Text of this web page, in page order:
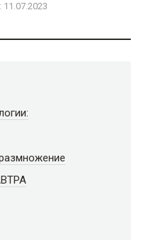
11.07.2023